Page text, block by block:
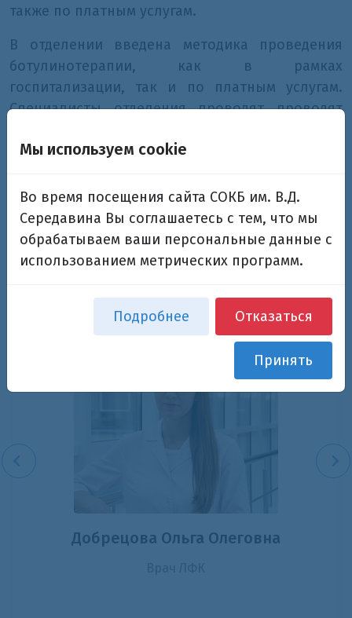
также по платным услугам.
В отделении введена методика проведения
ботулинотерапии, как в рамках
госпитализации, так и по платным услугам.
Специалисты отделения проводят проводят
Наши специалисты
Добрецова Ольга Олеговна
Мы используем cookie
Во время посещения сайта СОКБ им. В.Д.
Середавина Вы соглашаетесь с тем, что мы
обрабатываем ваши персональные данные с
использованием метрических программ.
Подробнее Отказаться
Принять